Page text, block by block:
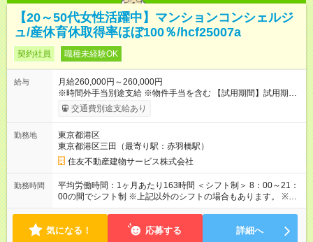
【20～50代女性活躍中】マンションコンシェルジ
ュ/産休育休取得率ほぼ100％/hcf25007a
契約社員 職種未経験OK
給与
月給260,000円～260,000円
※時間外手当別途支給 ※物件手当を含む 【試用期間】試用期間
あり 試用期間の長さ：3ヶ月 雇用形態、給与は本採用時と同じ
です。
交通費別途支給あり
勤務地
東京都港区
東京都港区三田（最寄り駅：赤羽橋駅）
住友不動産建物サービス株式会社
勤務時間
平均労働時間：1ヶ月あたり163時間 ＜シフト制＞ 8：00～21：
00の間でシフト制 ※上記以外のシフトの場合もあります。 ※１
か月単位の変形労働時間制（月163時間、ただし2月は160時
なし (3)(4)60分 (5)120分 平均労働時間：1ヶ月あたり163時
気になる！ 応募する 詳細へ